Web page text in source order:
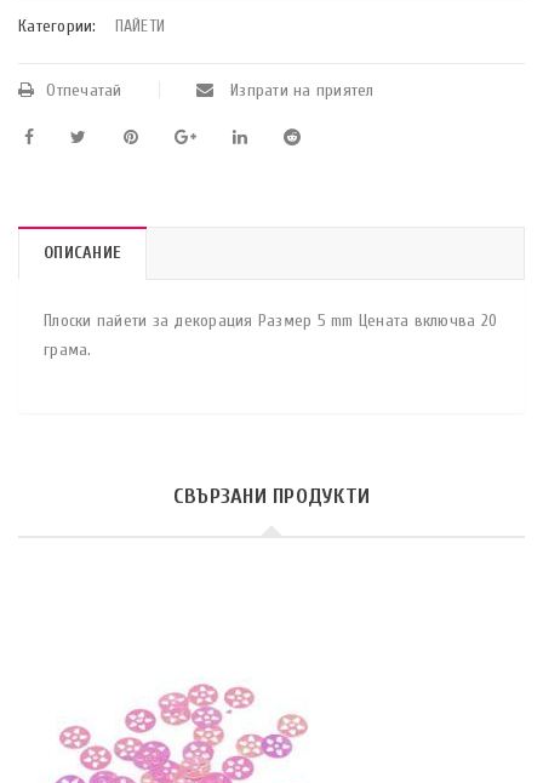
Категории: ПАЙЕТИ
Отпечатай Изпрати на приятел
ОПИСАНИЕ
Плоски пайети за декорация Размер 5 mm Цената включва 20
грама.
СВЪРЗАНИ ПРОДУКТИ